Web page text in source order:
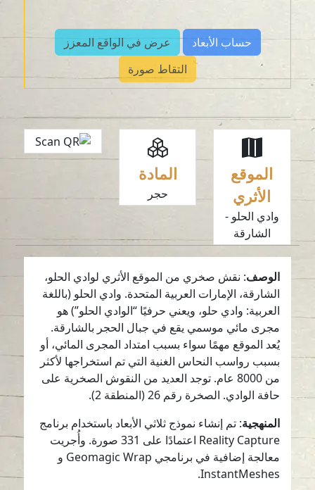
حساب الأبعاد
عرض في الواقع المعزز
التقاط صورة
الموقع
الأثري
وادي الحلو -
الشارقة
المادة
حجر
الوصف: نقش صخري من الموقع الأثري لوادي الحلو،
الشارقة، الإمارات العربية المتحدة. وادي الحلو (باللغة
العربية: وادي حلو، ويعني حرفيًا “الوادي الحلو”) هو
مجرى مائي موسمي يقع في جبال الحجر بالشارقة.
يُعد الموقع مهمًا سواء بسبب امتداد المجرى المائي، أو
بسبب رواسب النحاس الغنية التي تم استخراجها لأكثر
من 8000 عام. توجد العديد من النقوش الصخرية على
حافة الوادي. الصخرة رقم 26 (المنطقة 2).
المنهجية: تم إنشاء نموذج ثلاثي الأبعاد باستخدام برنامج
Reality Capture اعتمادًا على 331 صورة. وأُجريت
معالجة إضافية في برنامجي Geomagic Wrap و
InstantMeshes.